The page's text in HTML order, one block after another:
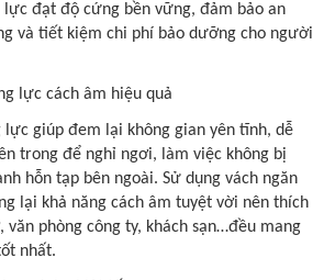
lực đạt độ cứng bền vững, đảm bảo an
và tiết kiệm chi phí bảo dưỡng cho người
lực cách âm hiệu quả
lực giúp đem lại không gian yên tĩnh, dễ
trong để nghỉ ngơi, làm việc không bị
hỗn tạp bên ngoài. Sử dụng vách ngăn
lại khả năng cách âm tuyệt vời nên thích
văn phòng công ty, khách sạn…đều mang
nhất.